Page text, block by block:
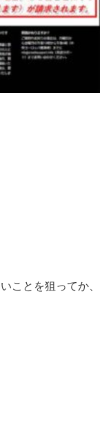
ことを狙ってか、